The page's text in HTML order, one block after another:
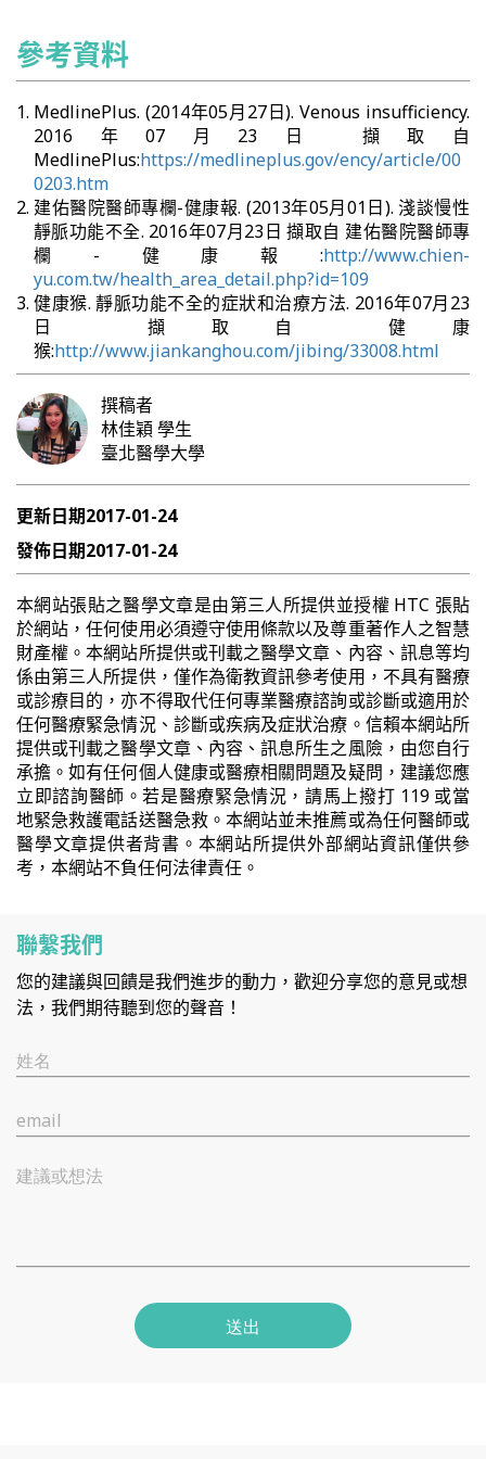
參考資料
MedlinePlus. (2014年05月27日). Venous insufficiency.
2016年07月23日 擷取自
MedlinePlus:https://medlineplus.gov/ency/article/00
0203.htm
建佑醫院醫師專欄-健康報. (2013年05月01日). 淺談慢性
靜脈功能不全. 2016年07月23日 擷取自 建佑醫院醫師專
欄-健康報:http://www.chien-
yu.com.tw/health_area_detail.php?id=109
健康猴. 靜脈功能不全的症狀和治療方法. 2016年07月23
日 擷取自 健康
猴:http://www.jiankanghou.com/jibing/33008.html
撰稿者
林佳穎學生
臺北醫學大學
更新日期2017-01-24
發佈日期2017-01-24
本網站張貼之醫學文章是由第三人所提供並授權 HTC 張貼
於網站，任何使用必須遵守使用條款以及尊重著作人之智慧
財產權。本網站所提供或刊載之醫學文章、內容、訊息等均
係由第三人所提供，僅作為衛教資訊參考使用，不具有醫療
或診療目的，亦不得取代任何專業醫療諮詢或診斷或適用於
任何醫療緊急情況、診斷或疾病及症狀治療。信賴本網站所
提供或刊載之醫學文章、內容、訊息所生之風險，由您自行
承擔。如有任何個人健康或醫療相關問題及疑問，建議您應
立即諮詢醫師。若是醫療緊急情況，請馬上撥打 119 或當
地緊急救護電話送醫急救。本網站並未推薦或為任何醫師或
醫學文章提供者背書。本網站所提供外部網站資訊僅供參
考，本網站不負任何法律責任。
聯繫我們
您的建議與回饋是我們進步的動力，歡迎分享您的意見或想
法，我們期待聽到您的聲音！
姓名
email
建議或想法
送出